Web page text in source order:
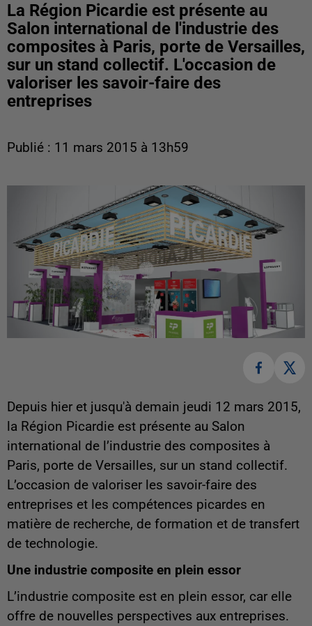
La Région Picardie est présente au
Salon international de l'industrie des
composites à Paris, porte de Versailles,
sur un stand collectif. L'occasion de
valoriser les savoir-faire des
entreprises
Publié : 11 mars 2015 à 13h59
Depuis hier et jusqu'à demain jeudi 12 mars 2015,
la Région Picardie est présente au Salon
international de l’industrie des composites à
Paris, porte de Versailles, sur un stand collectif.
L’occasion de valoriser les savoir-faire des
entreprises et les compétences picardes en
matière de recherche, de formation et de transfert
de technologie.
Une industrie composite en plein essor
L’industrie composite est en plein essor, car elle
offre de nouvelles perspectives aux entreprises.